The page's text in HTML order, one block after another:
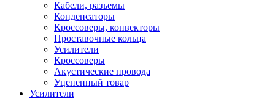
Кабели, разъемы
Конденсаторы
Кроссоверы, конвекторы
Проставочные кольца
Усилители
Кроссоверы
Акустические провода
Уцененный товар
Усилители